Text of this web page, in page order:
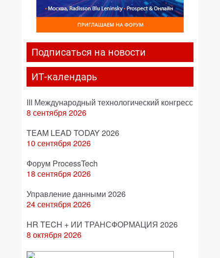
Подписаться на новости
ИТ-календарь
III Международный технологический конгресс
8 сентября 2026
TEAM LEAD TODAY 2026
10 сентября 2026
Форум ProcessTech
18 сентября 2026
Управление данными 2026
24 сентября 2026
HR TECH + ИИ ТРАНСФОРМАЦИЯ 2026
8 октября 2026